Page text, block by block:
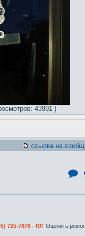
43991 ]
ссылка на
725-7876 - ЮГ Оценить